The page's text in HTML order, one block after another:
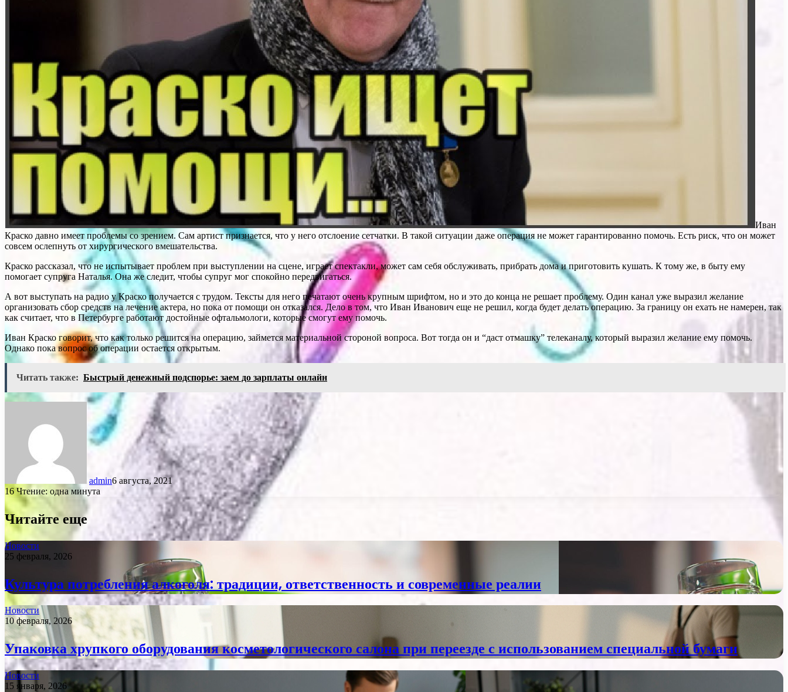
Иван
Краско давно имеет проблемы со зрением. Сам артист признается, что у него отслоение сетчатки. В такой ситуации даже операция не может гарантированно помочь. Есть риск, что он может
совсем ослепнуть от хирургического вмешательства.
Краско рассказал, что не испытывает проблем при выступлении на сцене, играет спектакли, может сам себя обслуживать, прибрать дома и приготовить кушать. К тому же, в быту ему
помогает супруга Наталья. Она же следит, чтобы супруг мог спокойно передвигаться.
А вот выступать на радио у Краско получается с трудом. Тексты для него печатают очень крупным шрифтом, но и это до конца не решает проблему. Один канал уже выразил желание
организовать сбор средств на лечение актера, но пока от помощи он отказался. Дело в том, что Иван Иванович еще не решил, когда будет делать операцию. За границу он ехать не намерен, так
как считает, что в Петербурге работают достойные офтальмологи, которые смогут ему помочь.
Иван Краско говорит, что как только решится на операцию, займется материальной стороной вопроса. Вот тогда он и “даст отмашку” телеканалу, который выразил желание ему помочь.
Однако пока вопрос об операции остается открытым.
Читать также: Быстрый денежный подспорье: заем до зарплаты онлайн
admin6 августа, 2021
16 Чтение: одна минута
Читайте еще
Новости
25 февраля, 2026
Культура потребления алкоголя: традиции, ответственность и современные реалии
Новости
10 февраля, 2026
Упаковка хрупкого оборудования косметологического салона при переезде с использованием специальной бумаги
Новости
15 января, 2026